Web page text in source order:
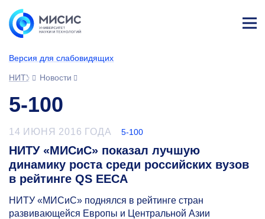
Версия для слабовидящих
НИТУ МИСИС
Новости
5-100
14 ИЮНЯ 2016 ГОДА 5-100
НИТУ «МИСиС» показал лучшую
динамику роста среди российских вузов
в рейтинге QS EECA
НИТУ «МИСиС» поднялся в рейтинге стран
развивающейся Европы и Центральной Азии